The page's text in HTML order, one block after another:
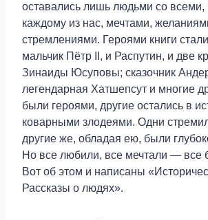
оставались лишь людьми со
каждому из нас, мечтами,
стремлениями. Героями книги
мальчик Пётр II, и Распутин, и две
Зинаиды Юсуповы; сказочник
легендарная Хатшепсут и многие
были героями, другие остались в
коварными злодеями. Одни
другие же, обладая ею, были
Но все любили, все мечтали — все
Вот об этом и написаны
Рассказы о людях».